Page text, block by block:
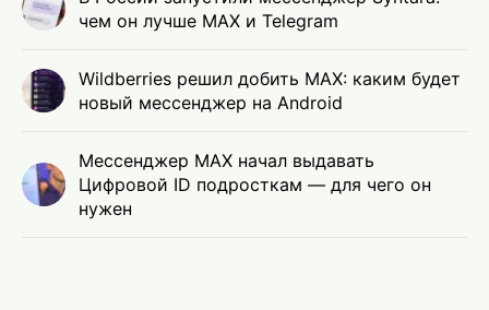
чем он лучше MAX и Telegram
Wildberries решил добить MAX: каким будет
новый мессенджер на Android
Мессенджер MAX начал выдавать
Цифровой ID подросткам — для чего он
нужен